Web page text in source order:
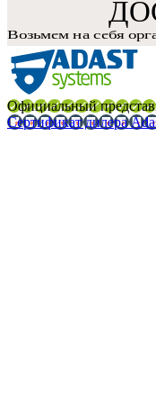
Официальный
Сертификат дилера